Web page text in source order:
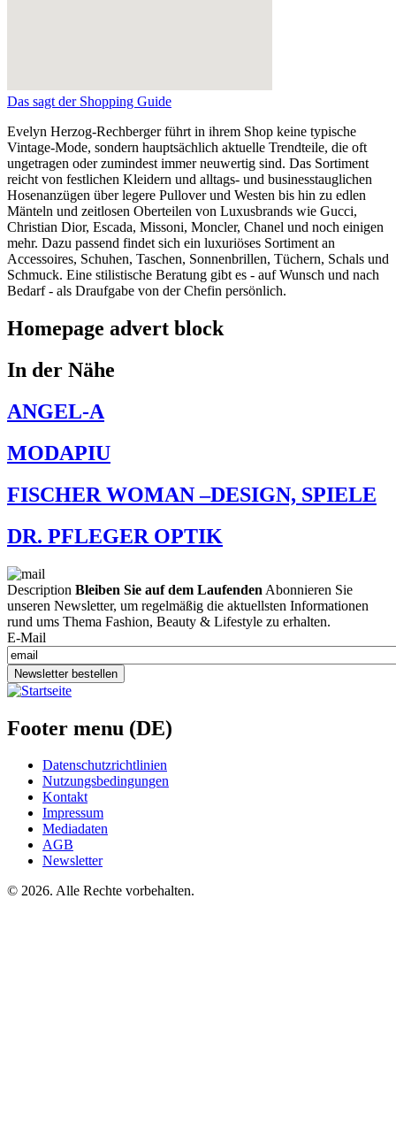
Das sagt der Shopping Guide
Evelyn Herzog-Rechberger führt in ihrem Shop keine typische
Vintage-Mode, sondern hauptsächlich aktuelle Trendteile, die oft
ungetragen oder zumindest immer neuwertig sind. Das Sortiment
reicht von festlichen Kleidern und alltags- und businesstauglichen
Hosenanzügen über legere Pullover und Westen bis hin zu edlen
Mänteln und zeitlosen Oberteilen von Luxusbrands wie Gucci,
Christian Dior, Escada, Missoni, Moncler, Chanel und noch einigen
mehr. Dazu passend findet sich ein luxuriöses Sortiment an
Accessoires, Schuhen, Taschen, Sonnenbrillen, Tüchern, Schals und
Schmuck. Eine stilistische Beratung gibt es - auf Wunsch und nach
Bedarf - als Draufgabe von der Chefin persönlich.
Homepage advert block
In der Nähe
ANGEL-A
MODAPIU
FISCHER WOMAN –DESIGN, SPIELE
DR. PFLEGER OPTIK
Description Bleiben Sie auf dem Laufenden Abonnieren Sie
unseren Newsletter, um regelmäßig die aktuellsten Informationen
rund ums Thema Fashion, Beauty & Lifestyle zu erhalten.
E-Mail
Newsletter bestellen
Footer menu (DE)
Datenschutzrichtlinien
Nutzungsbedingungen
Kontakt
Impressum
Mediadaten
AGB
Newsletter
© 2026. Alle Rechte vorbehalten.